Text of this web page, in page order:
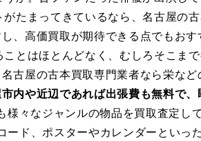
たまってきているなら、名古屋の
、高価買取が期待できる点でもお
とはほとんどなく、むしろそこま
古屋の古本買取専門業者なら栄など
内や近辺であれば出張費も無料で
々なジャンルの物品を買取査定し
ド、ポスターやカレンダーといっ